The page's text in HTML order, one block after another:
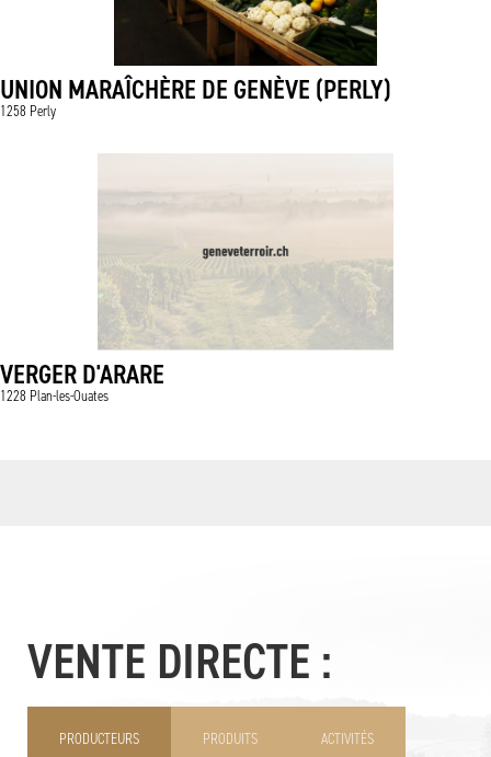
UNION MARAÎCHÈRE DE GENÈVE (PERLY)
1258 Perly
VERGER D'ARARE
1228 Plan-les-Ouates
VENTE DIRECTE :
PRODUCTEURS PRODUITS ACTIVITÉS